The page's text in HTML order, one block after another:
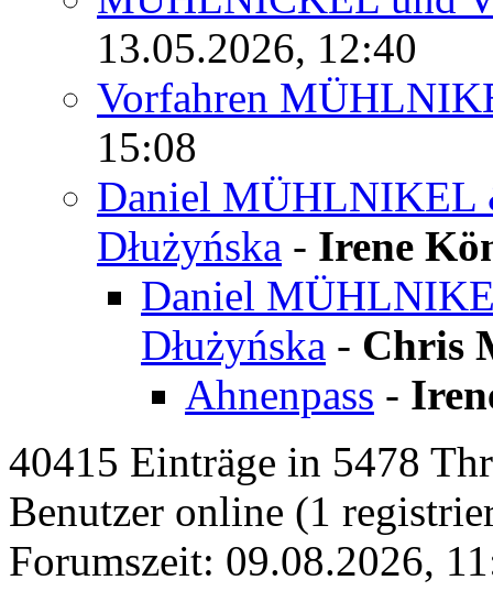
13.05.2026, 12:40
Vorfahren
15:08
Daniel MÜHLNIKEL
Dłużyńska - Irene
Daniel
Dłużyńska - Chris
Ahnenpass -
40415 Einträge in 5478
Benutzer online (1
Forumszeit: 09.08.2026,